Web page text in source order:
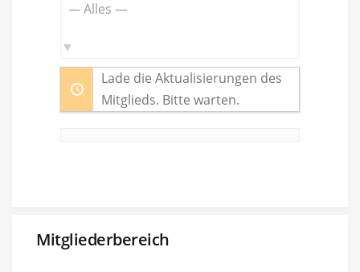
Lade die Aktualisierungen des
Mitglieds. Bitte warten.
Mitgliederbereich